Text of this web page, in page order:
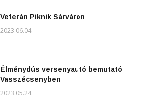
Veterán Piknik Sárváron
2023.06.04.
Élménydús versenyautó bemutató
Vasszécsenyben
2023.05.24.